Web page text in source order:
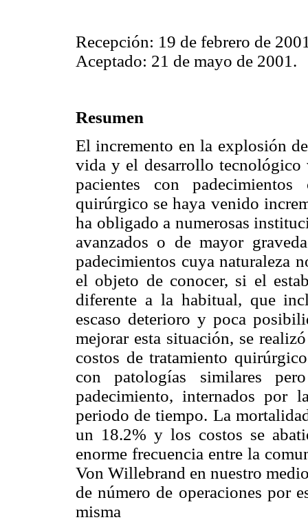
Recepción: 19 de febrero de
Aceptado: 21 de mayo de 2001.
Resumen
El incremento en la explosión
vida y el desarrollo tecnológico
pacientes con
quirúrgico se haya venido
ha obligado a numerosas
avanzados o de mayor
padecimientos cuya naturaleza
el objeto de conocer, si el
diferente a la habitual, que
escaso deterioro y poca
mejorar esta situación, se
costos de tratamiento
con patologías similares
padecimiento, internados por
periodo de tiempo. La
un 18.2% y los costos se
enorme frecuencia entre la
Von Willebrand en nuestro
de número de operaciones por
misma